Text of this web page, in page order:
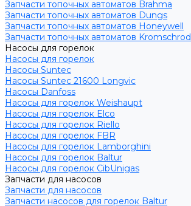
Запчасти топочных автоматов Brahma
Запчасти топочных автоматов Dungs
Запчасти топочных автоматов Honeywell
Запчасти топочных автоматов
Насосы для горелок
Насосы для горелок
Насосы Suntec
Насосы Suntec 21600 Longvic
Насосы Danfoss
Насосы для горелок Weishaupt
Насосы для горелок Elco
Насосы для горелок Riello
Насосы для горелок FBR
Насосы для горелок Lamborghini
Насосы для горелок Baltur
Насосы для горелок CibUnigas
Запчасти для насосов
Запчасти для насосов
Запчасти насосов для горелок Baltur